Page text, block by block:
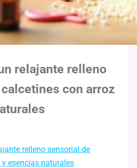
relajante relleno
con arroz
relleno sensorial de
esencias naturales